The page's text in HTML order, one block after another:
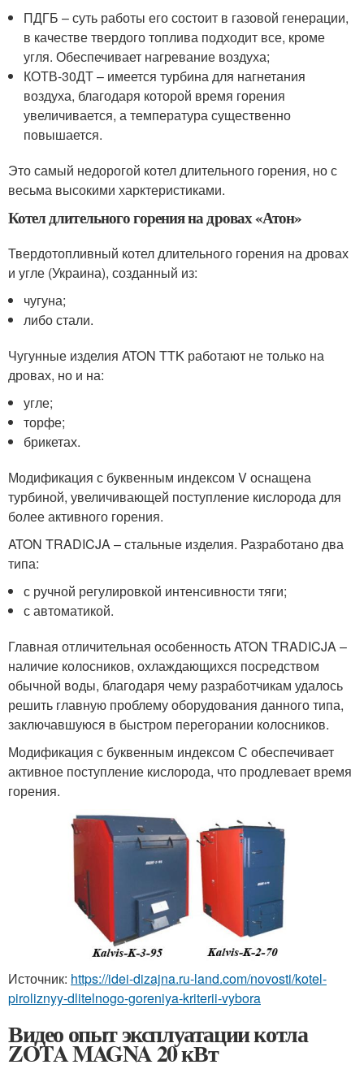
ПДГБ – суть работы его состоит в газовой генерации,
в качестве твердого топлива подходит все, кроме
угля. Обеспечивает нагревание воздуха;
КОТВ-30ДТ – имеется турбина для нагнетания
воздуха, благодаря которой время горения
увеличивается, а температура существенно
повышается.
Это самый недорогой котел длительного горения, но с
весьма высокими харктеристиками.
Котел длительного горения на дровах «Атон»
Твердотопливный котел длительного горения на дровах
и угле (Украина), созданный из:
чугуна;
либо стали.
Чугунные изделия ATON TTK работают не только на
дровах, но и на:
угле;
торфе;
брикетах.
Модификация с буквенным индексом V оснащена
турбиной, увеличивающей поступление кислорода для
более активного горения.
ATON TRADICJA – стальные изделия. Разработано два
типа:
с ручной регулировкой интенсивности тяги;
с автоматикой.
Главная отличительная особенность ATON TRADICJA –
наличие колосников, охлаждающихся посредством
обычной воды, благодаря чему разработчикам удалось
решить главную проблему оборудования данного типа,
заключавшуюся в быстром перегорании колосников.
Модификация с буквенным индексом С обеспечивает
активное поступление кислорода, что продлевает время
горения.
Источник: https://idei-dizajna.ru-land.com/novosti/kotel-
piroliznyy-dlitelnogo-goreniya-kriterii-vybora
Видео опыт эксплуатации котла
ZOTA MAGNA 20 кВт